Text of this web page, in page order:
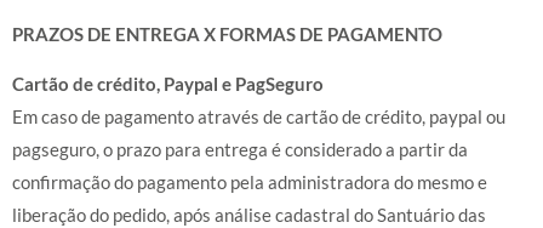
PRAZOS DE ENTREGA X FORMAS DE PAGAMENTO
Cartão de crédito, Paypal e PagSeguro
Em caso de pagamento através de cartão de crédito, paypal ou
pagseguro, o prazo para entrega é considerado a partir da
confirmação do pagamento pela administradora do mesmo e
liberação do pedido, após análise cadastral do Santuário das